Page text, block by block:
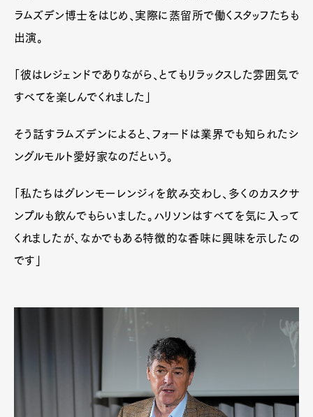
ラムズデン博士をはじめ、実際に蒸留所で働くスタッフたちも
出演。
「彼はレジェンドでありながら、とてもリラックスした雰囲気で
すべてを楽しんでくれました」
そう話すラムズデンによると、フォードは業界でも知られたシ
ングルモルト愛好家なのだという。
「私たちはグレンモーレンジィを飲み交わし、多くのカスクサ
ンプルも飲んでもらいました。ハリソンはすべてを気に入って
くれましたが、なかでもある特徴的な香味に興味を示したの
です」